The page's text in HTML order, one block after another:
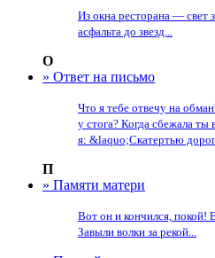
Из окна ресторана — свет
асфальта до звезд...
О
» Ответ на письмо
Что я тебе отвечу на
у стога? Когда сбежала
я: &laquo;Скатертью
П
» Памяти матери
Вот он и кончился, покой!
Завыли волки за рекой...